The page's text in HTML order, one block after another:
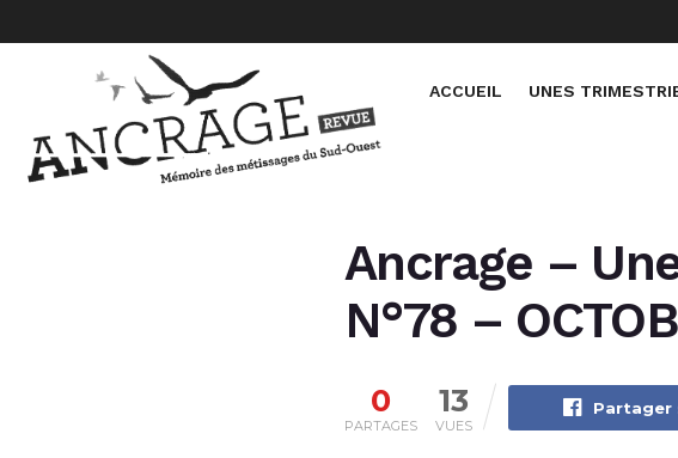
ACCUEIL UNES
Ancrage –
N°78 –
0
PARTAGES
13
VUES
Partager